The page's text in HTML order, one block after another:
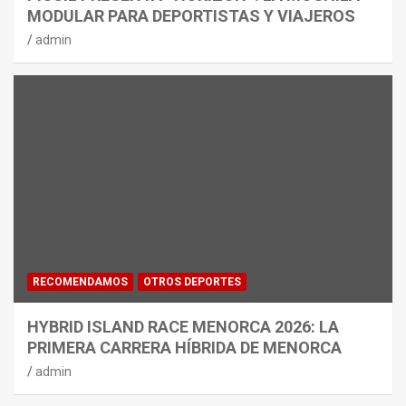
MODULAR PARA DEPORTISTAS Y VIAJEROS
admin
RECOMENDAMOS OTROS DEPORTES
HYBRID ISLAND RACE MENORCA 2026: LA
PRIMERA CARRERA HÍBRIDA DE MENORCA
admin